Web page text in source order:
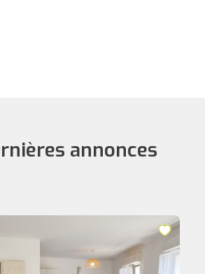
annonces